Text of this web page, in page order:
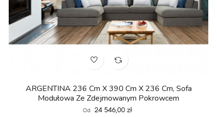
ARGENTINA 236 Cm X 390 Cm X 236 Cm, Sofa
Modułowa Ze Zdejmowanym Pokrowcem
Od Cena
24 546,00 zł